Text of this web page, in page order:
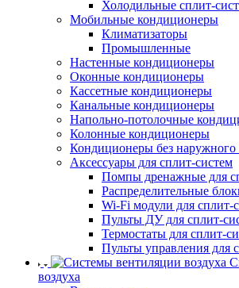
Холодильные сплит-
Мобильные кондиционеры
Климатизаторы
Промышленные
Настенные кондиционеры
Оконные кондиционеры
Кассетные кондиционеры
Канальные кондиционеры
Напольно-потолочные
Колонные кондиционеры
Кондиционеры без наружного
Аксессуары для сплит-систем
Помпы дренажные для
Распределительные
Wi-Fi модули для сплит-
Пульты ДУ для сплит-
Термостаты для сплит-
Пульты управления для
воздуха